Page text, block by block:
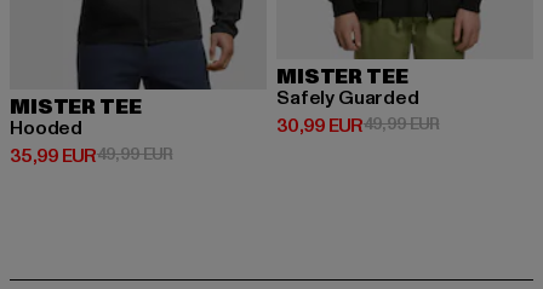
MISTER TEE
Hooded
35,99 EUR
Derzeitiger Preis: 35,99 EUR
49,99 EURAktionspreis: 49,99 EUR
MISTER TEE
Safely Guarded
30,99 EUR
Derzeitiger Preis: 30,99 EUR
49,99 EURAktionspreis: